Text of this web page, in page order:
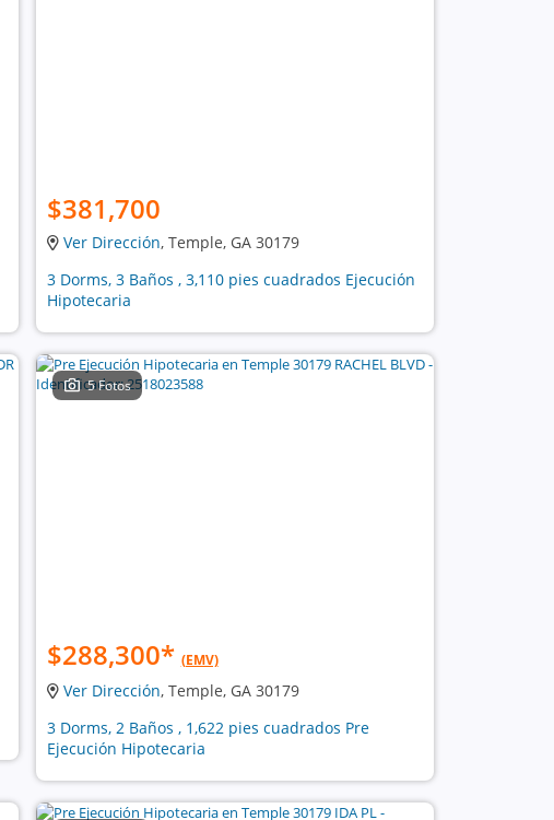
$381,700
Ver Dirección, Temple, GA 30179
3 Dorms, 3 Baños , 3,110 pies cuadrados Ejecución
Hipotecaria
5 Fotos
$288,300* (EMV)
Ver Dirección, Temple, GA 30179
3 Dorms, 2 Baños , 1,622 pies cuadrados Pre
Ejecución Hipotecaria